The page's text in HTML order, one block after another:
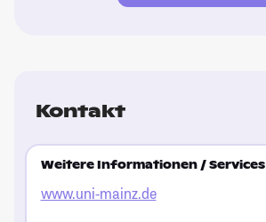
Kontakt
Weitere Informationen / Services
www.uni-mainz.de